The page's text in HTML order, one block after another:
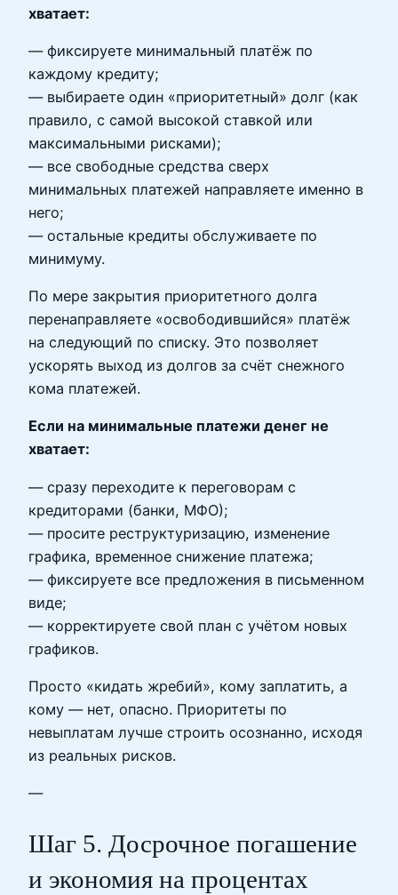
хватает:
— фиксируете минимальный платёж по
каждому кредиту;
— выбираете один «приоритетный» долг (как
правило, с самой высокой ставкой или
максимальными рисками);
— все свободные средства сверх
минимальных платежей направляете именно в
него;
— остальные кредиты обслуживаете по
минимуму.
По мере закрытия приоритетного долга
перенаправляете «освободившийся» платёж
на следующий по списку. Это позволяет
ускорять выход из долгов за счёт снежного
кома платежей.
Если на минимальные платежи денег не
хватает:
— сразу переходите к переговорам с
кредиторами (банки, МФО);
— просите реструктуризацию, изменение
графика, временное снижение платежа;
— фиксируете все предложения в письменном
виде;
— корректируете свой план с учётом новых
графиков.
Просто «кидать жребий», кому заплатить, а
кому — нет, опасно. Приоритеты по
невыплатам лучше строить осознанно, исходя
из реальных рисков.
—
Шаг 5. Досрочное погашение
и экономия на процентах